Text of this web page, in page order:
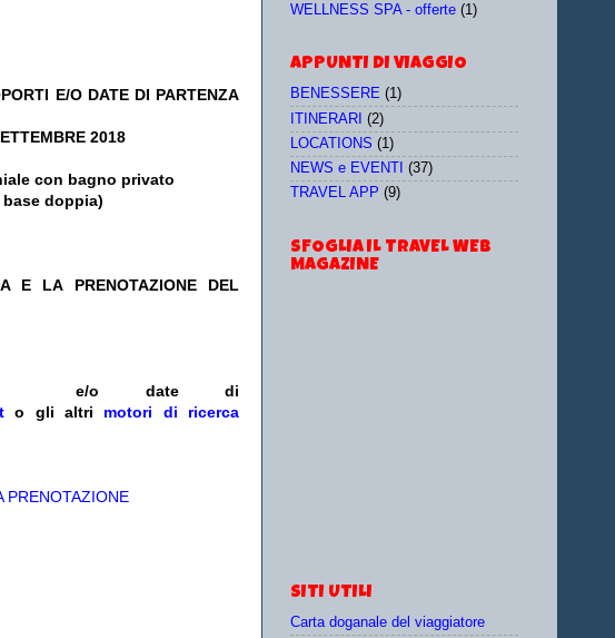
E/O DATE DI PARTENZA
2018
con bagno privato
base doppia)
E LA PRENOTAZIONE DEL
e/o date di
o gli altri motori di ricerca
PRENOTAZIONE
WELLNESS SPA - offerte (1)
APPUNTI DI VIAGGIO
BENESSERE (1)
ITINERARI (2)
LOCATIONS (1)
NEWS e EVENTI
(37)
TRAVEL APP (9)
SFOGLIA IL TRAVEL WEB
MAGAZINE
SITI UTILI
Carta doganale del viaggiatore